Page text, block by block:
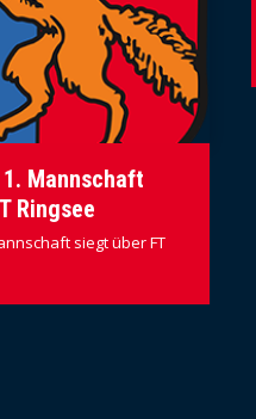
Mannschaft
Ringsee
siegt über FT